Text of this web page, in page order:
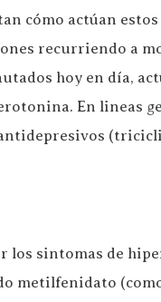
cómo actúan
recurriendo a
hoy en día,
En lineas
los sintomas de
metilfenidato